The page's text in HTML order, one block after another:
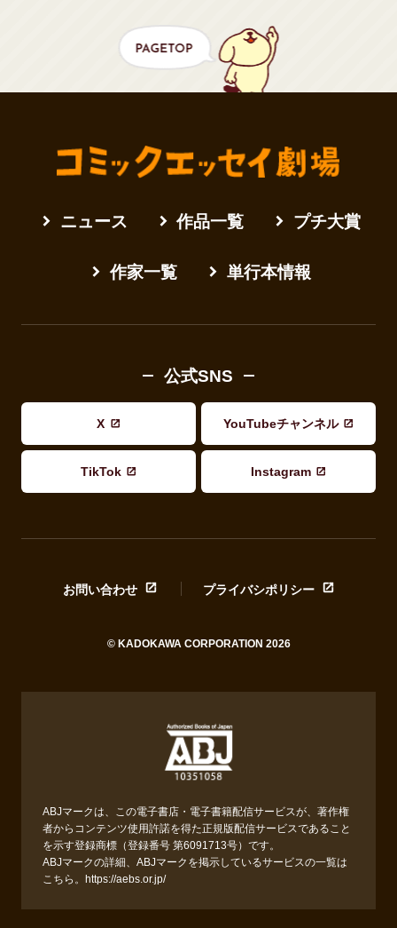
ニュース 作品一覧 プチ大賞
作家一覧 単行本情報
公式SNS
X YouTubeチャンネル
TikTok Instagram
お問い合わせ プライバシポリシー
© KADOKAWA CORPORATION 2026
ABJマークは、この電子書店・電子書籍配信サービスが、著作権
者からコンテンツ使用許諾を得た正規版配信サービスであること
を示す登録商標（登録番号 第6091713号）です。
ABJマークの詳細、ABJマークを掲示しているサービスの一覧は
こちら。 https://aebs.or.jp/